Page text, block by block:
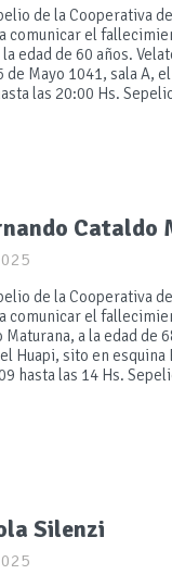
de la Cooperativa
comunicar el
edad de 60 años.
de Mayo 1041, sala A,
las 20:00 Hs.
Cataldo
de la Cooperativa
comunicar el
Maturana, a la edad de
Huapi, sito en
hasta las 14 Hs.
Silenzi